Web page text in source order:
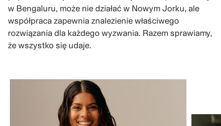
w Bengaluru, może nie działać w Nowym Jorku, ale
współpraca zapewnia znalezienie właściwego
rozwiązania dla każdego wyzwania. Razem sprawiamy,
że wszystko się udaje.